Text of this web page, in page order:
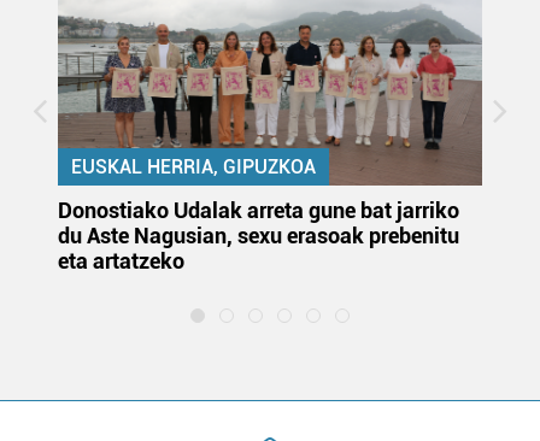
EUSKAL HERRIA, GIPUZKOA
Donostiako Udalak arreta gune bat jarriko
du Aste Nagusian, sexu erasoak prebenitu
eta artatzeko